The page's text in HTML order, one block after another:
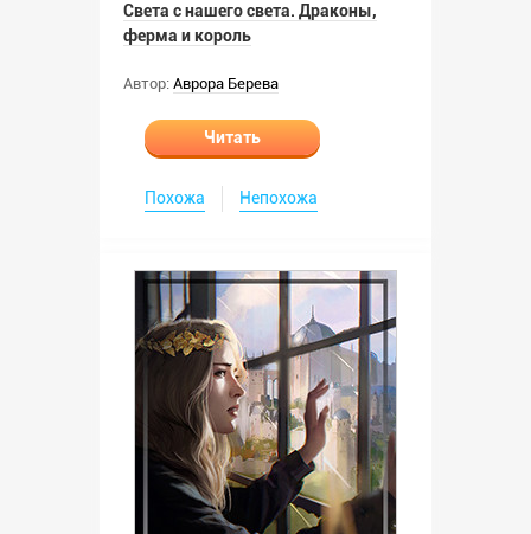
Света с нашего света. Драконы,
ферма и король
Автор: Аврора Берева
Читать
Похожа Непохожа